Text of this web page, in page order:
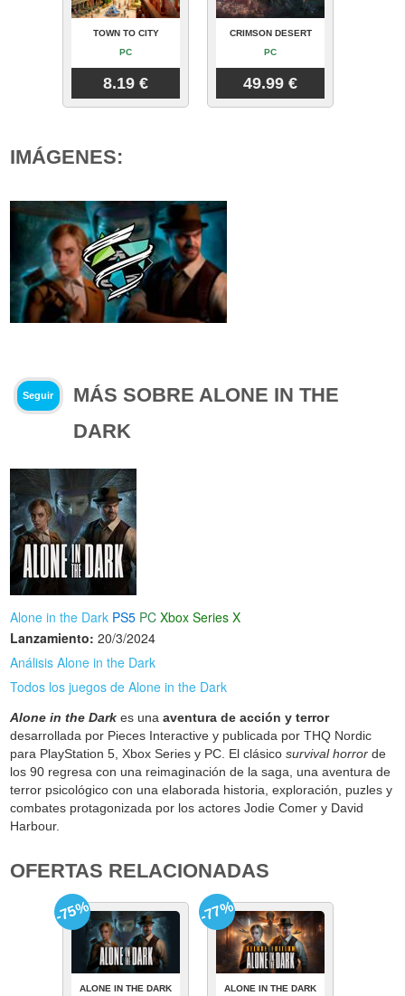
TOWN TO CITY
PC
8.19 €
CRIMSON DESERT
PC
49.99 €
IMÁGENES:
Seguir
MÁS SOBRE ALONE IN THE
DARK
Alone in the Dark PS5 PC Xbox Series X
Lanzamiento: 20/3/2024
Análisis Alone in the Dark
Todos los juegos de Alone in the Dark
Alone in the Dark es unaaventura de acción y terror
desarrollada por Pieces Interactive y publicada por THQ Nordic
para PlayStation 5, Xbox Series y PC. El clásicosurvival horror de
los 90 regresa con una reimaginación de la saga, una aventura de
terror psicológico con una elaborada historia, exploración, puzles y
combates protagonizada por los actores Jodie Comer y David
Harbour.
OFERTAS RELACIONADAS
ALONE IN THE DARK
-75%
ALONE IN THE DARK
-77%